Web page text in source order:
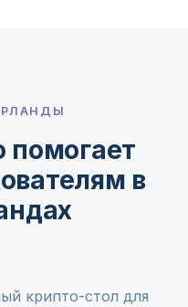
помогает
в
крипто-стол для